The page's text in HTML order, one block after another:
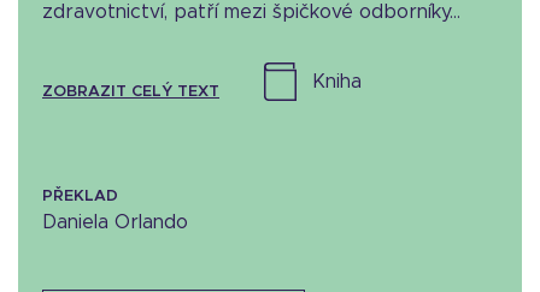
zdravotnictví, patří mezi špičkové odborníky...
ZOBRAZIT CELÝ TEXT
kniha
PŘEKLAD
Daniela Orlando